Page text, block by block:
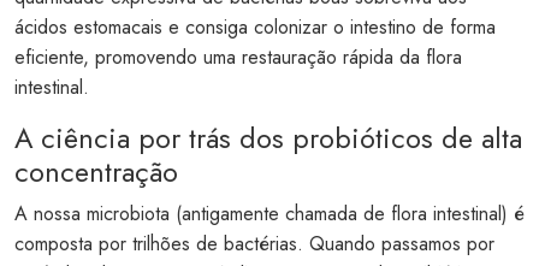
ácidos estomacais e consiga colonizar o intestino de forma
eficiente, promovendo uma restauração rápida da flora
intestinal.
A ciência por trás dos probióticos de alta
concentração
A nossa microbiota (antigamente chamada de flora intestinal) é
composta por trilhões de bactérias. Quando passamos por